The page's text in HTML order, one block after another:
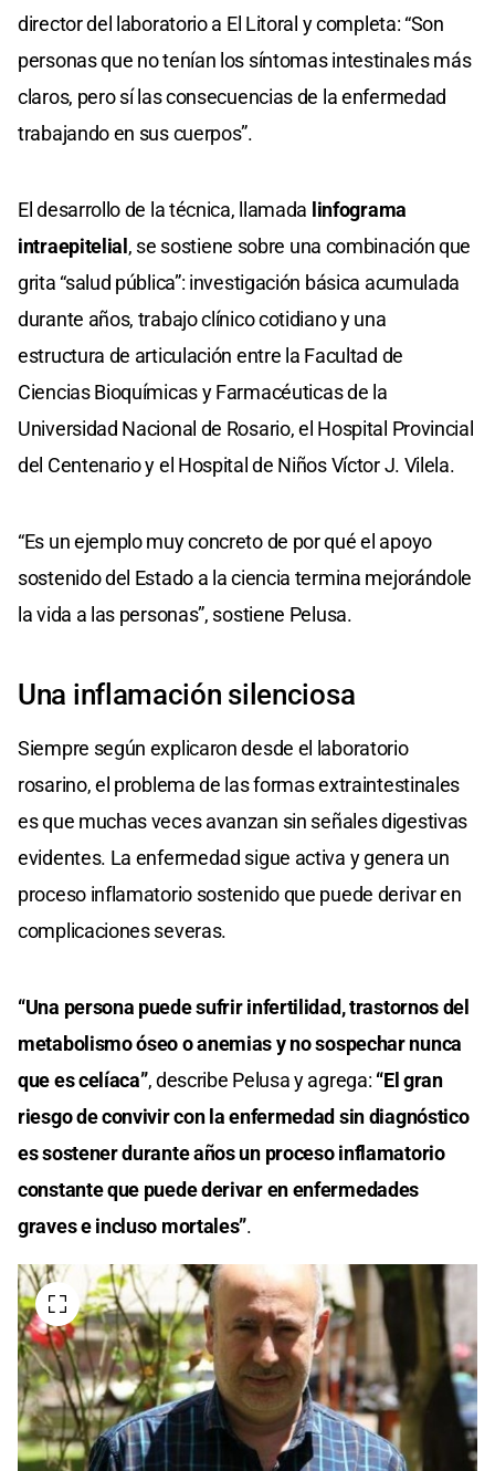
director del laboratorio a El Litoral y completa: “Son
personas que no tenían los síntomas intestinales más
claros, pero sí las consecuencias de la enfermedad
trabajando en sus cuerpos”.
El desarrollo de la técnica, llamada linfograma
intraepitelial, se sostiene sobre una combinación que
grita “salud pública”: investigación básica acumulada
durante años, trabajo clínico cotidiano y una
estructura de articulación entre la Facultad de
Ciencias Bioquímicas y Farmacéuticas de la
Universidad Nacional de Rosario, el Hospital Provincial
del Centenario y el Hospital de Niños Víctor J. Vilela.
“Es un ejemplo muy concreto de por qué el apoyo
sostenido del Estado a la ciencia termina mejorándole
la vida a las personas”, sostiene Pelusa.
Una inflamación silenciosa
Siempre según explicaron desde el laboratorio
rosarino, el problema de las formas extraintestinales
es que muchas veces avanzan sin señales digestivas
evidentes. La enfermedad sigue activa y genera un
proceso inflamatorio sostenido que puede derivar en
complicaciones severas.
“Una persona puede sufrir infertilidad, trastornos del
metabolismo óseo o anemias y no sospechar nunca
que es celíaca”, describe Pelusa y agrega: “El gran
riesgo de convivir con la enfermedad sin diagnóstico
es sostener durante años un proceso inflamatorio
constante que puede derivar en enfermedades
graves e incluso mortales”.